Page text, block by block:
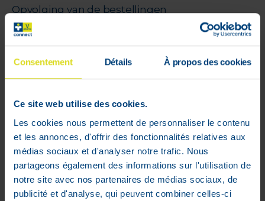
Consentement Détails À propos des cookies
Ce site web utilise des cookies.
Les cookies nous permettent de personnaliser le contenu
et les annonces, d'offrir des fonctionnalités relatives aux
médias sociaux et d'analyser notre trafic. Nous
partageons également des informations sur l'utilisation de
notre site avec nos partenaires de médias sociaux, de
publicité et d'analyse, qui peuvent combiner celles-ci
Opvolging van de bestellingen
Verlanglijstjes
Retourneren
Cookies
Juridische geschillen
Sponsoring
VPharma
V-Pharma